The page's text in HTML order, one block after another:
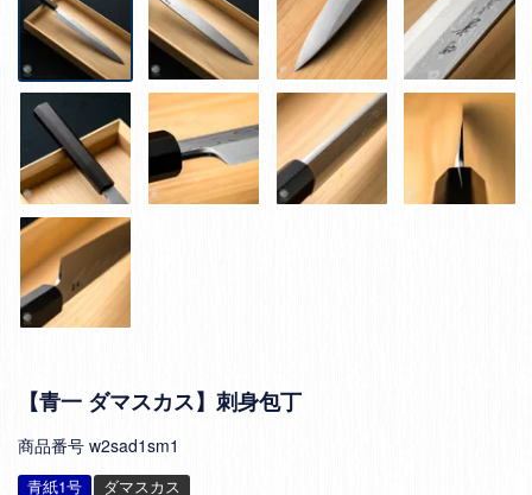
【青一 ダマスカス】刺身包丁
商品番号 w2sad1sm1
青紙1号 ダマスカス